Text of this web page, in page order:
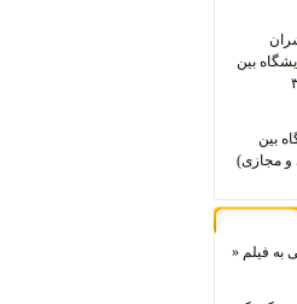
بین
۲۱ تا ۳۱
بین
و مجازی)
به فیلم «